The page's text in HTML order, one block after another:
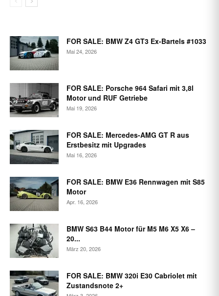
FOR SALE: BMW Z4 GT3 Ex-Bartels #1033
Mai 24, 2026
FOR SALE: Porsche 964 Safari mit 3,8l
Motor und RUF Getriebe
Mai 19, 2026
FOR SALE: Mercedes-AMG GT R aus
Erstbesitz mit Upgrades
Mai 16, 2026
FOR SALE: BMW E36 Rennwagen mit S85
Motor
Apr. 16, 2026
BMW S63 B44 Motor für M5 M6 X5 X6 –
20...
März 20, 2026
FOR SALE: BMW 320i E30 Cabriolet mit
Zustandsnote 2+